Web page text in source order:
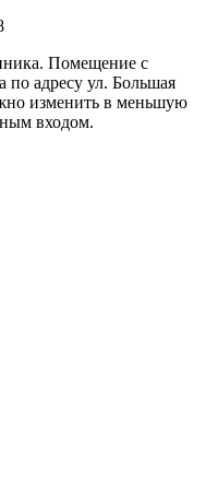
Помещение с
по адресу ул. Большая
изменить в меньшую
входом.